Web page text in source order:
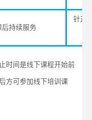
后持续服务
针对
时间是线下课程开始前
方可参加线下培训课